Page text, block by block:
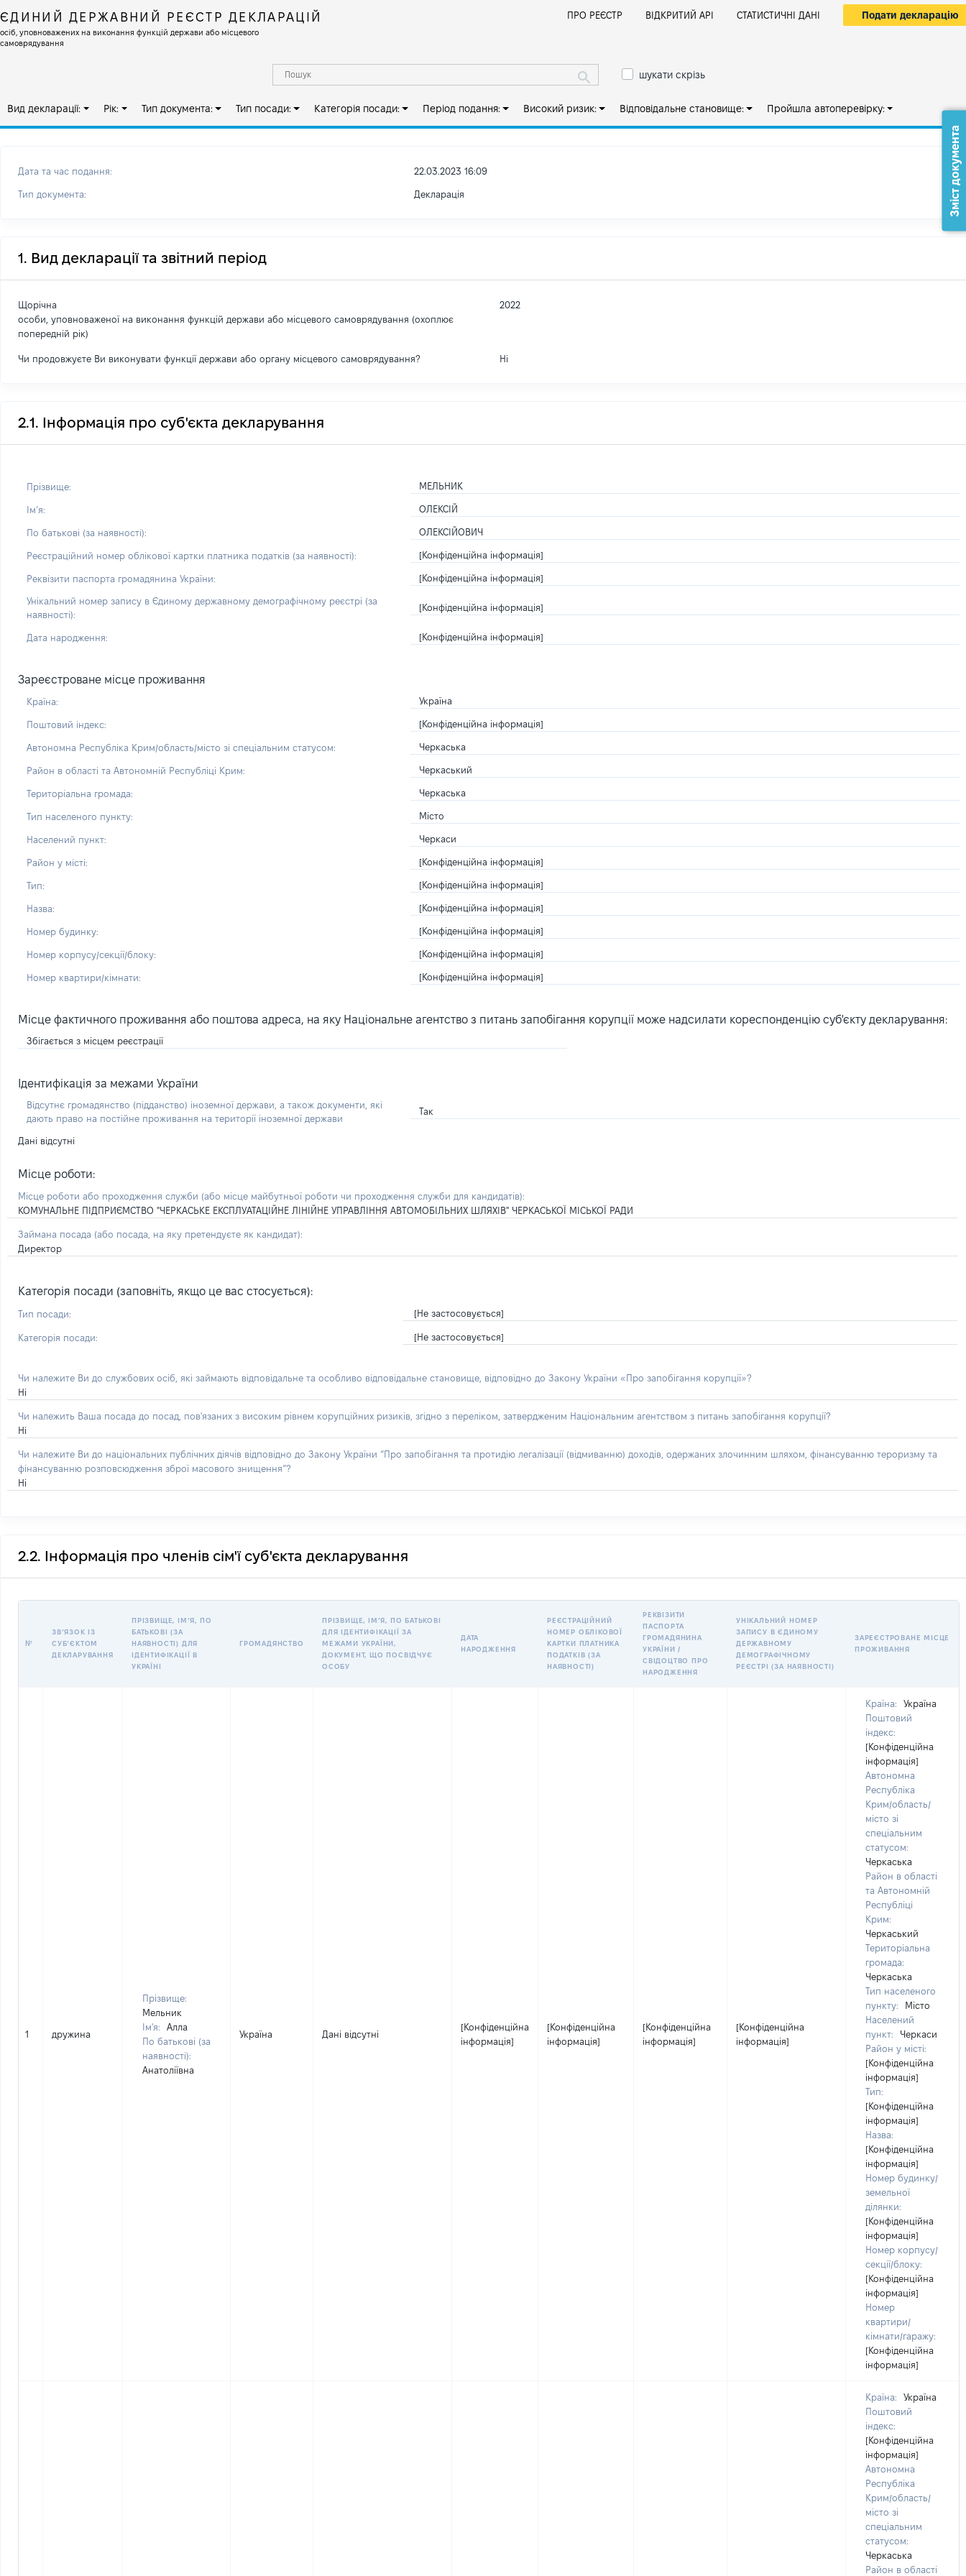
ЄДИНИЙ ДЕРЖАВНИЙ РЕЄСТР ДЕКЛАРАЦІЙ
осіб, уповноважених на виконання функцій держави або місцевого
самоврядування
ПРО РЕЄСТР ВІДКРИТИЙ АРІ СТАТИСТИЧНІ ДАНІ Подати декларацію
шукати скрізь
Вид декларації: Рік: Тип документа: Тип посади: Категорія посади: Період подання: Високий ризик: Відповідальне становище: Пройшла автоперевірку:
Дата та час подання: 22.03.2023 16:09
Тип документа: Декларація
1. Вид декларації та звітний період
Щорічна
особи, уповноваженої на виконання функцій держави або місцевого самоврядування (охоплює
попередній рік)
2022
Чи продовжуєте Ви виконувати функції держави або органу місцевого самоврядування? Ні
2.1. Інформація про суб'єкта декларування
Прізвище: МЕЛЬНИК
Імʼя: ОЛЕКСІЙ
По батькові (за наявності): ОЛЕКСІЙОВИЧ
Реєстраційний номер облікової картки платника податків (за наявності): [Конфіденційна інформація]
Реквізити паспорта громадянина України: [Конфіденційна інформація]
Унікальний номер запису в Єдиному державному демографічному реєстрі (за
наявності):
[Конфіденційна інформація]
Дата народження: [Конфіденційна інформація]
Зареєстроване місце проживання
Країна: Україна
Поштовий індекс: [Конфіденційна інформація]
Автономна Республіка Крим/область/місто зі спеціальним статусом: Черкаська
Район в області та Автономній Республіці Крим: Черкаський
Територіальна громада: Черкаська
Тип населеного пункту: Місто
Населений пункт: Черкаси
Район у місті: [Конфіденційна інформація]
Тип: [Конфіденційна інформація]
Назва: [Конфіденційна інформація]
Номер будинку: [Конфіденційна інформація]
Номер корпусу/секції/блоку: [Конфіденційна інформація]
Номер квартири/кімнати: [Конфіденційна інформація]
Місце фактичного проживання або поштова адреса, на яку Національне агентство з питань запобігання корупції може надсилати кореспонденцію суб'єкту декларування:
Збігається з місцем реєстрації
Ідентифікація за межами України
Відсутнє громадянство (підданство) іноземної держави, а також документи, які
дають право на постійне проживання на території іноземної держави
Так
Дані відсутні
Місце роботи:
Місце роботи або проходження служби (або місце майбутньої роботи чи проходження служби для кандидатів):
КОМУНАЛЬНЕ ПІДПРИЄМСТВО "ЧЕРКАСЬКЕ ЕКСПЛУАТАЦІЙНЕ ЛІНІЙНЕ УПРАВЛІННЯ АВТОМОБІЛЬНИХ ШЛЯХІВ" ЧЕРКАСЬКОЇ МІСЬКОЇ РАДИ
Займана посада (або посада, на яку претендуєте як кандидат):
Директор
Категорія посади (заповніть, якщо це вас стосується):
Тип посади: [Не застосовується]
Категорія посади: [Не застосовується]
Чи належите Ви до службових осіб, які займають відповідальне та особливо відповідальне становище, відповідно до Закону України «Про запобігання корупції»?
Ні
Чи належить Ваша посада до посад, пов'язаних з високим рівнем корупційних ризиків, згідно з переліком, затвердженим Національним агентством з питань запобігання корупції?
Ні
Чи належите Ви до національних публічних діячів відповідно до Закону України “Про запобігання та протидію легалізації (відмиванню) доходів, одержаних злочинним шляхом, фінансуванню тероризму та
фінансуванню розповсюдження зброї масового знищення”?
Ні
2.2. Інформація про членів сім'ї суб'єкта декларування
№
ЗВʼЯЗОК ІЗ
СУБʼЄКТОМ
ДЕКЛАРУВАННЯ
ПРІЗВИЩЕ, ІМʼЯ, ПО
БАТЬКОВІ (ЗА
НАЯВНОСТІ) ДЛЯ
ІДЕНТИФІКАЦІЇ В
УКРАЇНІ
ГРОМАДЯНСТВО
ПРІЗВИЩЕ, ІМʼЯ, ПО БАТЬКОВІ
ДЛЯ ІДЕНТИФІКАЦІЇ ЗА
МЕЖАМИ УКРАЇНИ,
ДОКУМЕНТ, ЩО ПОСВІДЧУЄ
ОСОБУ
ДАТА
НАРОДЖЕННЯ
РЕЄСТРАЦІЙНИЙ
НОМЕР ОБЛІКОВОЇ
КАРТКИ ПЛАТНИКА
ПОДАТКІВ (ЗА
НАЯВНОСТІ)
РЕКВІЗИТИ
ПАСПОРТА
ГРОМАДЯНИНА
УКРАЇНИ /
СВІДОЦТВО ПРО
НАРОДЖЕННЯ
УНІКАЛЬНИЙ НОМЕР
ЗАПИСУ В ЄДИНОМУ
ДЕРЖАВНОМУ
ДЕМОГРАФІЧНОМУ
РЕЄСТРІ (ЗА НАЯВНОСТІ)
ЗАРЕЄСТРОВАНЕ МІСЦЕ
ПРОЖИВАННЯ
1 дружина
Прізвище:
Мельник
Ім'я:
Алла
По батькові (за
наявності):
Анатоліївна
Україна Дані відсутні
[Конфіденційна
інформація]
[Конфіденційна
інформація]
[Конфіденційна
інформація]
[Конфіденційна
інформація]
Країна:
Україна
Поштовий
індекс:
[Конфіденційна
інформація]
Автономна
Республіка
Крим/область/
місто зі
спеціальним
статусом:
Черкаська
Район в області
та Автономній
Республіці
Крим:
Черкаський
Територіальна
громада:
Черкаська
Тип населеного
пункту:
Місто
Населений
пункт:
Черкаси
Район у місті:
[Конфіденційна
інформація]
Тип:
[Конфіденційна
інформація]
Назва:
[Конфіденційна
інформація]
Номер будинку/
земельної
ділянки:
[Конфіденційна
інформація]
Номер корпусу/
секції/блоку:
[Конфіденційна
інформація]
Номер
квартири/
кімнати/гаражу:
[Конфіденційна
інформація]
Країна:
Україна
Поштовий
індекс:
[Конфіденційна
інформація]
Автономна
Республіка
Крим/область/
місто зі
спеціальним
статусом:
Черкаська
Район в області
Зміст документа